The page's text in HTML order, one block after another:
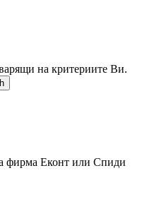
на критериите Ви.
фирма Еконт или Спиди